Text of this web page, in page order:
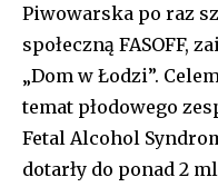
f_title_font_family=”tt-
primary-color)”
f_pp_font_family=”tt-
extra_global”
extra_global”
Piwowarska po raz
społeczną FASOFF,
„Dom w Łodzi”.
temat płodowego
Fetal Alcohol
dotarły do ponad 2